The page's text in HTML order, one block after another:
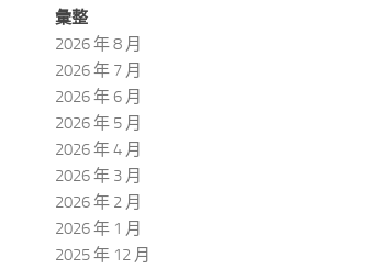
彙整
2026 年 8 月
2026 年 7 月
2026 年 6 月
2026 年 5 月
2026 年 4 月
2026 年 3 月
2026 年 2 月
2026 年 1 月
2025 年 12 月